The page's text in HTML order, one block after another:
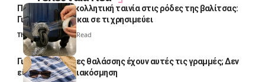
Πολλοί βάζουν κολλητική ταινία στις ρόδες της βαλίτσας:
Γιατί το κάνουν και σε τι χρησιμεύει
Thali Ombre4 Min Read
Γιατί οι πετσέτες θαλάσσης έχουν αυτές τις γραμμές; Δεν
είναι μόνο για διακόσμηση